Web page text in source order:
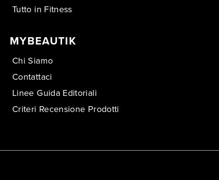
Tutto in Fitness
MYBEAUTIK
Chi Siamo
Contattaci
Linee Guida Editoriali
Criteri Recensione Prodotti